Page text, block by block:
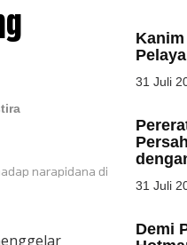
narapidana di
31 Juli
31 Juli
Demi